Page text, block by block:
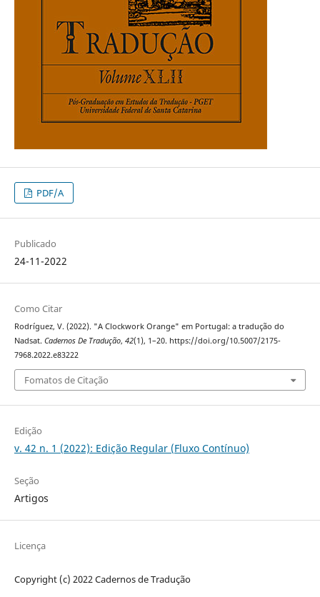
PDF/A
Publicado
24-11-2022
Como Citar
Rodríguez, V. (2022). "A Clockwork Orange" em Portugal: a tradução do
Nadsat. Cadernos De Tradução, 42(1), 1–20. https://doi.org/10.5007/2175-
7968.2022.e83222
Fomatos de Citação
Edição
v. 42 n. 1 (2022): Edição Regular (Fluxo Contínuo)
Seção
Artigos
Licença
Copyright (c) 2022 Cadernos de Tradução